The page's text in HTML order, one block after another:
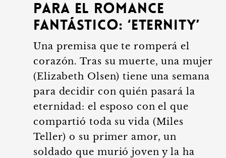
Para el Romance
Fantástico: ‘Eternity’
Una premisa que te romperá el
corazón. Tras su muerte, una mujer
(Elizabeth Olsen) tiene una semana
para decidir con quién pasará la
eternidad: el esposo con el que
compartió toda su vida (Miles
Teller) o su primer amor, un
soldado que murió joven y la ha